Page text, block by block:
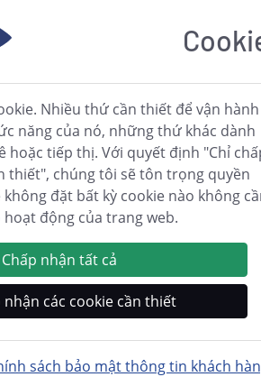
ra của bộ điều khiển cFos Power Brain
Espressif. Với sự trợ giúp của
Nhiều thứ cần thiết để vận hành
năng của nó, những thứ khác dành
hoặc tiếp thị. Với quyết định "Chỉ
thiết", chúng tôi sẽ tôn trọng quyền
đặt bất kỳ cookie nào không
động của trang web.
Chấp nhận tất cả
nhận các cookie cần thiết
sách bảo mật thông tin khách